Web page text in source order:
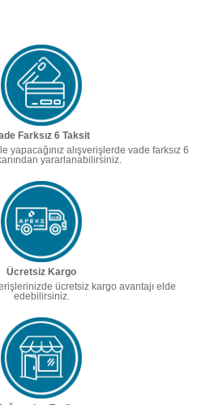
Farksız 6 Taksit
yapacağınız alışverişlerde vade farksız 6
yararlanabilirsiniz.
Ücretsiz Kargo
ücretsiz kargo avantajı elde
edebilirsiniz.